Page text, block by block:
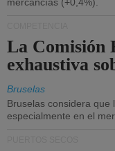
La Comisión
exhaustiva
Bruselas
Bruselas considera
especialmente en el